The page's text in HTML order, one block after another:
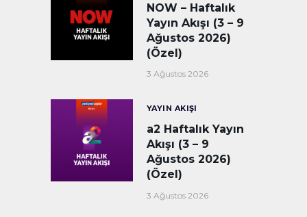
NOW – Haftalık
Yayın Akışı (3 – 9
Ağustos 2026)
(Özel)
3 Ağustos 2026
YAYIN AKIŞI
a2 Haftalık Yayın
Akışı (3 – 9
Ağustos 2026)
(Özel)
3 Ağustos 2026